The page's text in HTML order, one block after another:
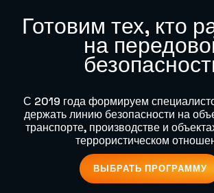
Готовим тех, кто
на
С 2019 года формируем
держать линию безопасности на
транспорте, производстве и
террористическом
ВЫБРАТЬ ПРОГРАММУ